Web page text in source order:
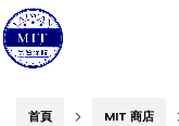
首頁 MIT 商店